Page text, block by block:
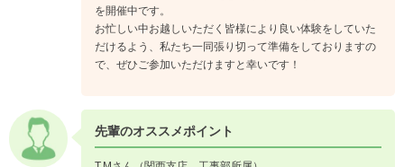
を開催中です。
お忙しい中お越しいただく皆様により良い体験をしていた
だけるよう、私たち一同張り切って準備をしておりますの
で、ぜひご参加いただけますと幸いです！
先輩のオススメポイント